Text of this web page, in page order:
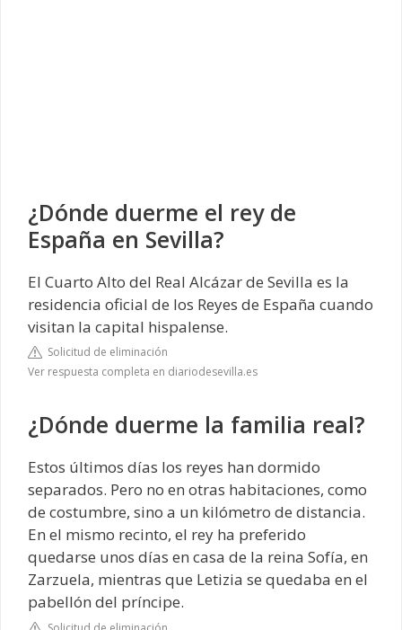
¿Dónde duerme el rey de
España en Sevilla?
El Cuarto Alto del Real Alcázar de Sevilla es la
residencia oficial de los Reyes de España cuando
visitan la capital hispalense.
Solicitud de eliminación
Ver respuesta completa en diariodesevilla.es
¿Dónde duerme la familia real?
Estos últimos días los reyes han dormido
separados. Pero no en otras habitaciones, como
de costumbre, sino a un kilómetro de distancia.
En el mismo recinto, el rey ha preferido
quedarse unos días en casa de la reina Sofía, en
Zarzuela, mientras que Letizia se quedaba en el
pabellón del príncipe.